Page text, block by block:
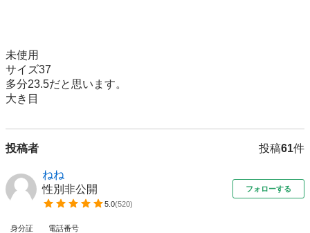
未使用
サイズ37
多分23.5だと思います。
大き目
投稿者 投稿61件
ねね
性別非公開
5.0(520)
フォローする
身分証 電話番号